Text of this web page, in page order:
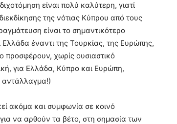
είναι πολύ καλύτερη, γιατί
της νότιας Κύπρου από τους
είναι το σημαντικότερο
έναντι της Τουρκίας, της Ευρώπης,
προσφέρουν, χωρίς ουσιαστικό
για Ελλάδα, Κύπρο και Ευρώπη,
αντάλλαγμα!)
ακόμα και συμφωνία σε κοινό
να αρθούν τα βέτο, στη σημασία των